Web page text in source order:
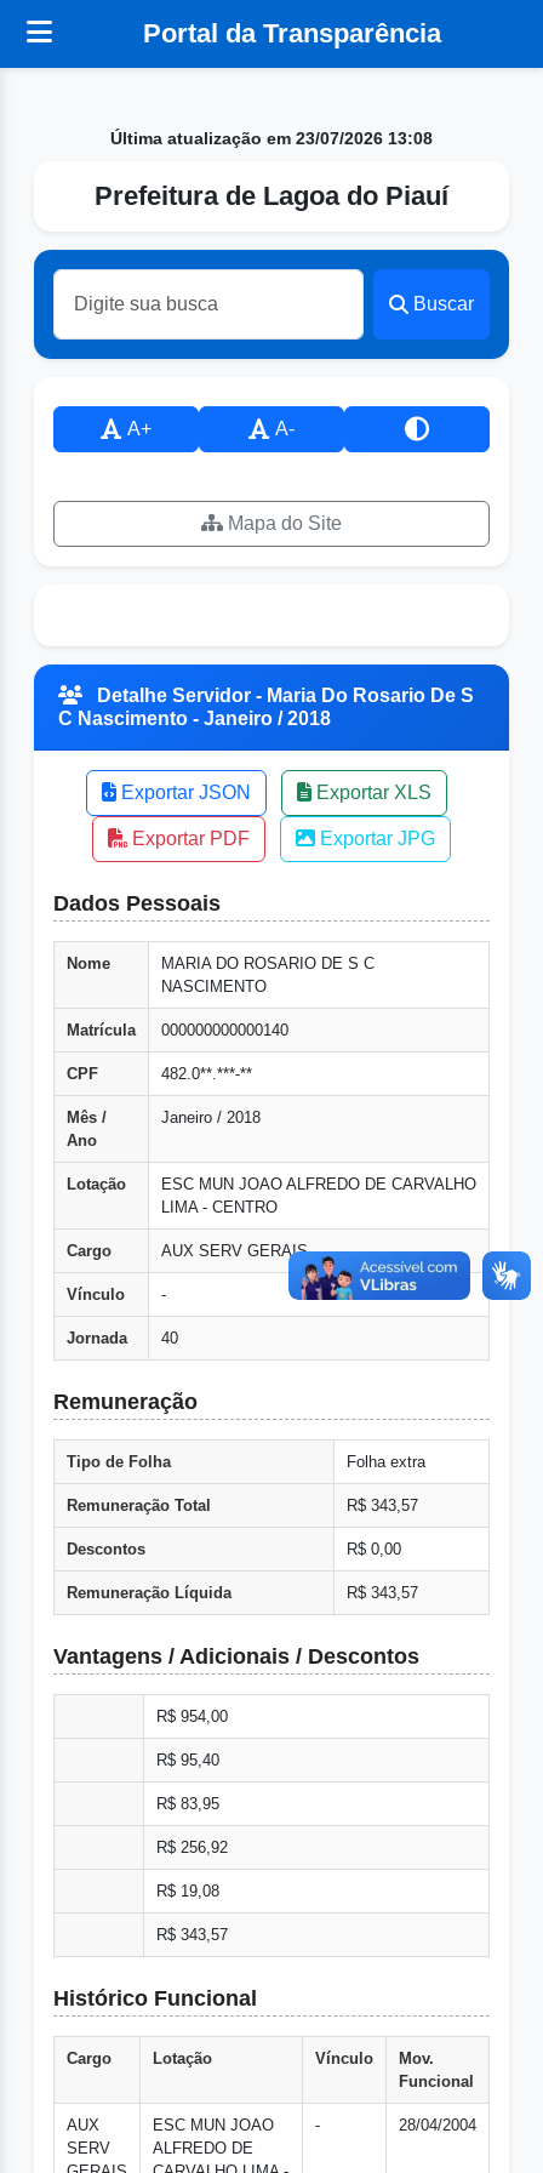
Portal da Transparência
Última atualização em 23/07/2026 13:08
Prefeitura de Lagoa do Piauí
Buscar
A+ A-
Mapa do Site
Detalhe Servidor - Maria Do Rosario De S
C Nascimento - Janeiro / 2018
Exportar JSON Exportar XLS
Exportar PDF Exportar JPG
Dados Pessoais
Nome
MARIA DO ROSARIO DE S C
NASCIMENTO
Matrícula 000000000000140
CPF 482.0**.***-**
Mês /
Ano
Janeiro / 2018
Lotação
ESC MUN JOAO ALFREDO DE CARVALHO
LIMA - CENTRO
Cargo AUX SERV GERAIS
Vínculo -
Jornada 40
Remuneração
Tipo de Folha Folha extra
Remuneração Total R$ 343,57
Descontos R$ 0,00
Remuneração Líquida R$ 343,57
Vantagens / Adicionais / Descontos
R$ 954,00
R$ 95,40
R$ 83,95
R$ 256,92
R$ 19,08
R$ 343,57
Histórico Funcional
Cargo Lotação Vínculo
Mov.
Funcional
AUX
SERV
ESC MUN JOAO
ALFREDO DE
- 28/04/2004